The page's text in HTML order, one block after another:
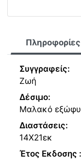
Πληροφορίες
Συγγραφείς:
Ζωή
Δέσιμο:
Μαλακό
Διαστάσεις:
14Χ21εκ
Έτος Εκδοσης :